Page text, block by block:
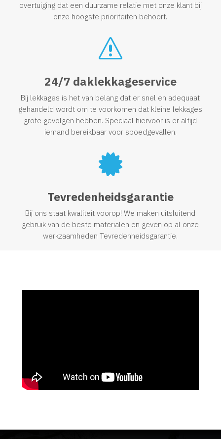
overtuiging dat een duurzame relatie met onze klant bij
onze hoogste prioriteiten behoort.
s
24/7 daklekkageservice
Bij lekkages is het van belang dat er snel en adequaat
gehandeld wordt om te voorkomen dat kleine lekkages
grote gevolgen hebben. Speciaal hiervoor is er altijd
iemand bereikbaar voor spoedgevallen.

Tevredenheidsgarantie
Bij ons staat kwaliteit voorop! We maken uitsluitend
gebruik van de beste materialen en geven op al onze
werkzaamheden Tevredenheidsgarantie.